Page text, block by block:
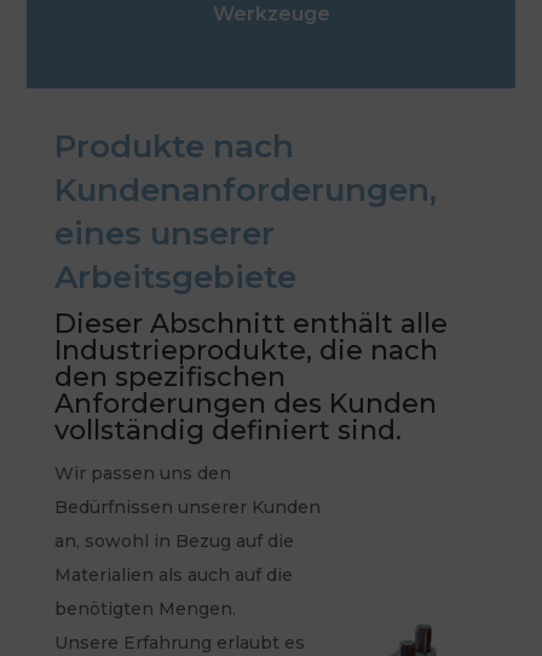
Werkzeuge
Produkte nach
Kundenanforderungen,
eines unserer
Arbeitsgebiete
Dieser Abschnitt enthält alle
Industrieprodukte, die nach
den spezifischen
Anforderungen des Kunden
vollständig definiert sind.
Wir passen uns den
Bedürfnissen unserer Kunden
an, sowohl in Bezug auf die
Materialien als auch auf die
benötigten Mengen.
Unsere Erfahrung erlaubt es